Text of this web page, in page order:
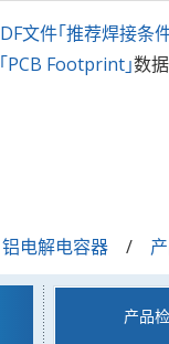
文件「推荐焊接条
PCB Footprint」数
铝电解电容器
产品